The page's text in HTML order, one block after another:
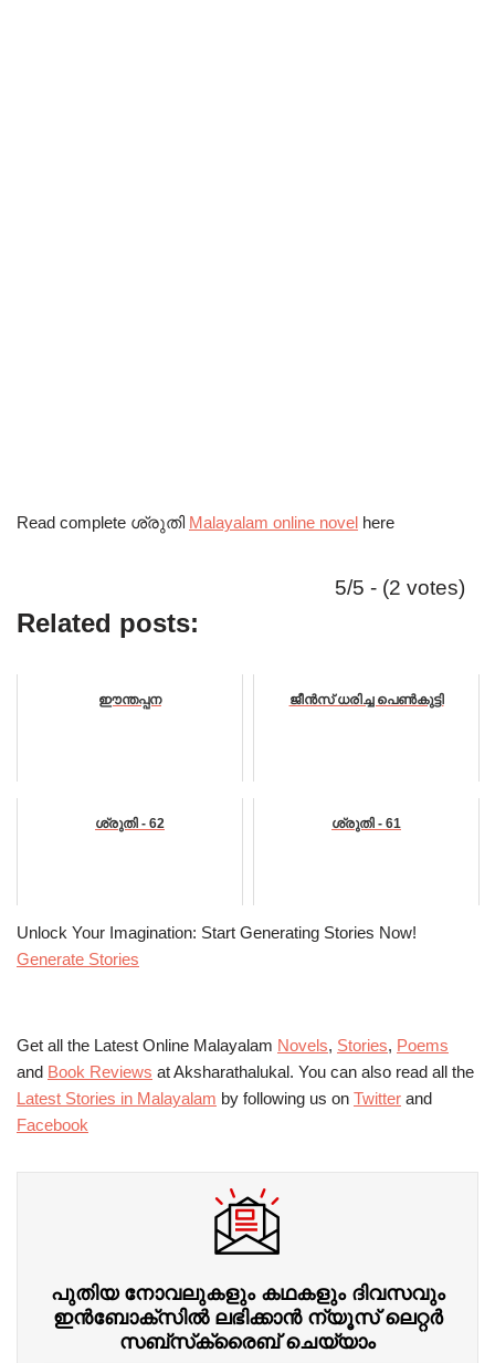
Read complete ശ്രുതി Malayalam online novel here
5/5 - (2 votes)
Related posts:
ഈന്തപ്പന ജീൻസ് ധരിച്ച പെൺകുട്ടി
ശ്രുതി - 62 ശ്രുതി - 61
Unlock Your Imagination: Start Generating Stories Now!
Generate Stories
Get all the Latest Online Malayalam Novels, Stories, Poems
and Book Reviews at Aksharathalukal. You can also read all the
Latest Stories in Malayalam by following us on Twitter and
Facebook
പുതിയ നോവലുകളും കഥകളും ദിവസവും
ഇന്‍ബോക്‌സില്‍ ലഭിക്കാന്‍ ന്യൂസ് ലെറ്റർ
സബ്‌സ്‌ക്രൈബ് ചെയ്യാം